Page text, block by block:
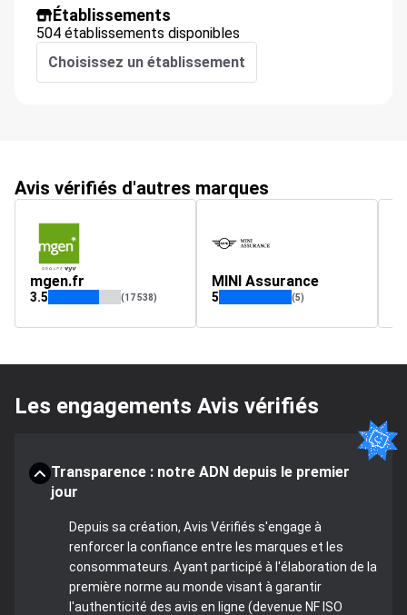
Établissements
504 établissements disponibles
Choisissez un établissement
Avis vérifiés d'autres marques
mgen.fr
3.5 (17 538)
MINI Assurance
5 (5)
Les engagements Avis vérifiés
Transparence : notre ADN depuis le premier
jour
Depuis sa création, Avis Vérifiés s'engage à
renforcer la confiance entre les marques et les
consommateurs. Ayant participé à l'élaboration de la
première norme au monde visant à garantir
l'authenticité des avis en ligne (devenue NF ISO